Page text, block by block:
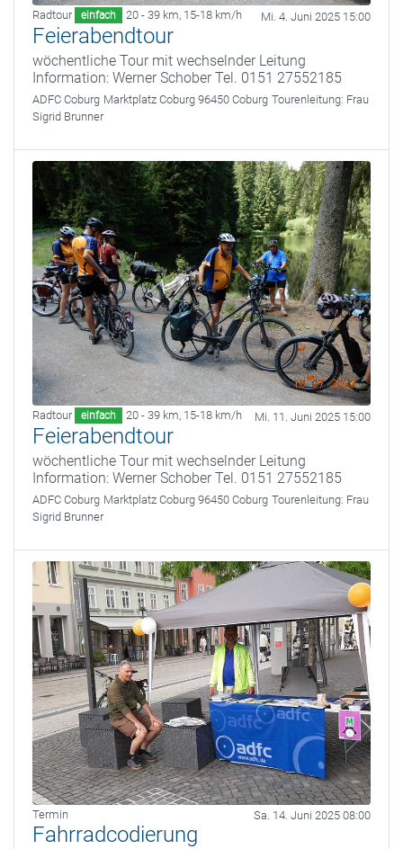
Radtour einfach 20 - 39 km, 15-18 km/h Mi. 4. Juni 2025 15:00
Feierabendtour
wöchentliche Tour mit wechselnder Leitung
Information: Werner Schober Tel. 0151 27552185
ADFC Coburg Marktplatz Coburg 96450 Coburg Tourenleitung: Frau
Sigrid Brunner
Radtour einfach 20 - 39 km, 15-18 km/h Mi. 11. Juni 2025 15:00
Feierabendtour
wöchentliche Tour mit wechselnder Leitung
Information: Werner Schober Tel. 0151 27552185
ADFC Coburg Marktplatz Coburg 96450 Coburg Tourenleitung: Frau
Sigrid Brunner
Termin Sa. 14. Juni 2025 08:00
Fahrradcodierung